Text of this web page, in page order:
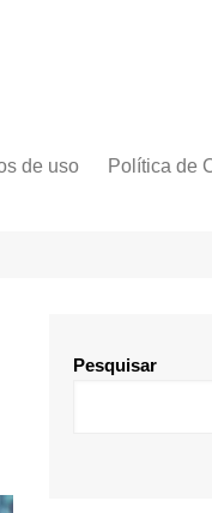
de uso Política de
Pesquisar